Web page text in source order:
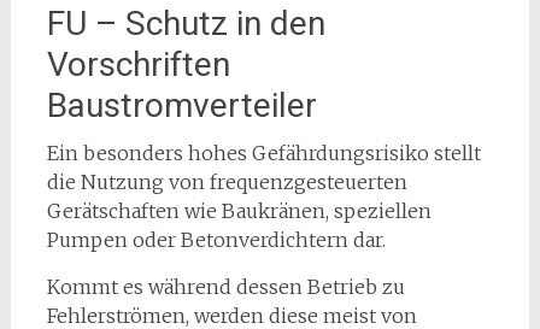
FU – Schutz in den
Vorschriften
Baustromverteiler
Ein besonders hohes Gefährdungsrisiko stellt
die Nutzung von frequenzgesteuerten
Gerätschaften wie Baukränen, speziellen
Pumpen oder Betonverdichtern dar.
Kommt es während dessen Betrieb zu
Fehlerströmen, werden diese meist von